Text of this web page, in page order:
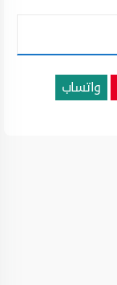
واتساب